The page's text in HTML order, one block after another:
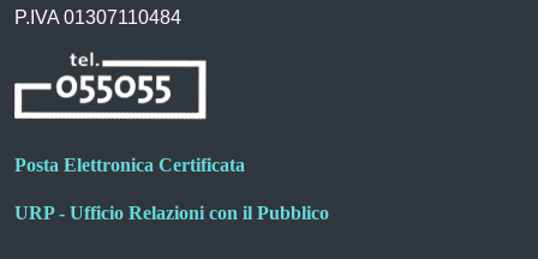
P.IVA 01307110484
Posta Elettronica Certificata
URP - Ufficio Relazioni con il Pubblico